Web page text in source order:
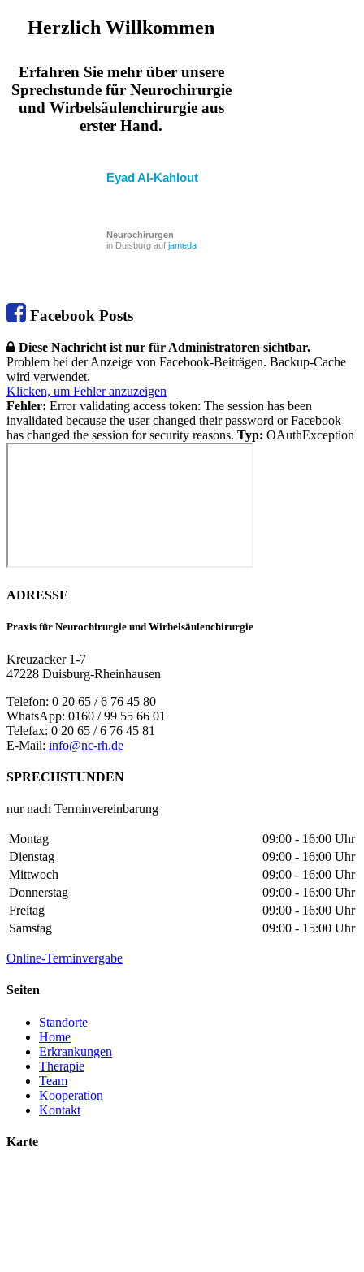
Herzlich Willkommen
Erfahren Sie mehr über unsere
Sprechstunde für Neurochirurgie
und Wirbelsäulenchirurgie aus
erster Hand.
Eyad Al-Kahlout
Neurochirurgen
in Duisburg auf jameda
Facebook Posts
Diese Nachricht ist nur für Administratoren sichtbar.
Problem bei der Anzeige von Facebook-Beiträgen. Backup-Cache
wird verwendet.
Klicken, um Fehler anzuzeigen
Fehler: Error validating access token: The session has been
invalidated because the user changed their password or Facebook
has changed the session for security reasons. Typ: OAuthException
ADRESSE
Praxis für Neurochirurgie und Wirbelsäulenchirurgie
Kreuzacker 1-7
47228 Duisburg-Rheinhausen
Telefon: 0 20 65 / 6 76 45 80
WhatsApp: 0160 / 99 55 66 01
Telefax: 0 20 65 / 6 76 45 81
E-Mail: info@nc-rh.de
SPRECHSTUNDEN
nur nach Terminvereinbarung
Montag
09:00 - 16:00 Uhr
Dienstag
09:00 - 16:00 Uhr
Mittwoch
09:00 - 16:00 Uhr
Donnerstag
09:00 - 16:00 Uhr
Freitag
09:00 - 16:00 Uhr
Samstag
09:00 - 15:00 Uhr
Online-Terminvergabe
Seiten
Standorte
Home
Erkrankungen
Therapie
Team
Kooperation
Kontakt
Karte